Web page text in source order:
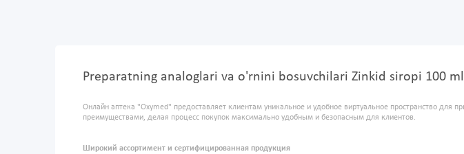
Preparatning analoglari va o'rnini bosuvchilari Zinkid siropi 100 ml
Онлайн аптека "Oxymed" предоставляет клиентам уникальное и удобное виртуальное пространство
преимуществами, делая процесс покупок максимально удобным и безопасным для клиентов.
Широкий ассортимент и сертифицированная продукция